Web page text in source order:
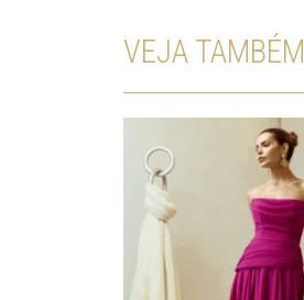
VEJA TAMBÉM